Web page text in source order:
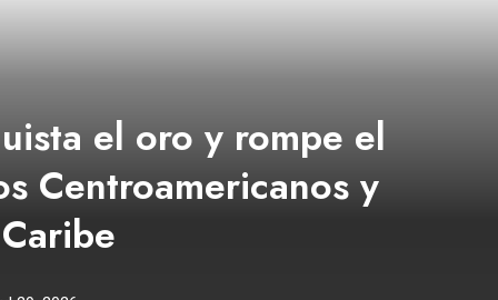
el oro y rompe el
Centroamericanos y